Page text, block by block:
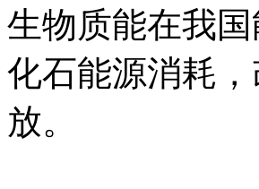
生物质能在我
化石能源消耗
放。